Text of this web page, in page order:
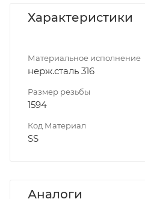
Характеристики
Материальное исполнение
нерж.сталь 316
Размер резьбы
1594
Код Материал
SS
Аналоги